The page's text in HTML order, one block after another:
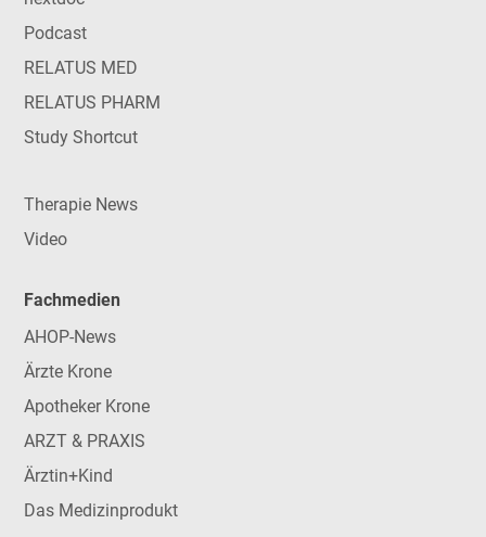
Podcast
RELATUS MED
RELATUS PHARM
Study Shortcut
Therapie News
Video
Fachmedien
AHOP-News
Ärzte Krone
Apotheker Krone
ARZT & PRAXIS
Ärztin+Kind
Das Medizinprodukt